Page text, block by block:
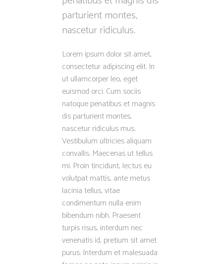
parturient montes,
nascetur ridiculus.
Lorem ipsum dolor sit amet,
consectetur adipiscing elit. In
ut ullamcorper leo, eget
euismod orci. Cum sociis
natoque penatibus et magnis
dis parturient montes,
nascetur ridiculus mus.
Vestibulum ultricies aliquam
convallis. Maecenas ut tellus
mi. Proin tincidunt, lectus eu
volutpat mattis, ante metus
lacinia tellus, vitae
condimentum nulla enim
bibendum nibh. Praesent
turpis risus, interdum nec
venenatis id, pretium sit amet
purus. Interdum et malesuada